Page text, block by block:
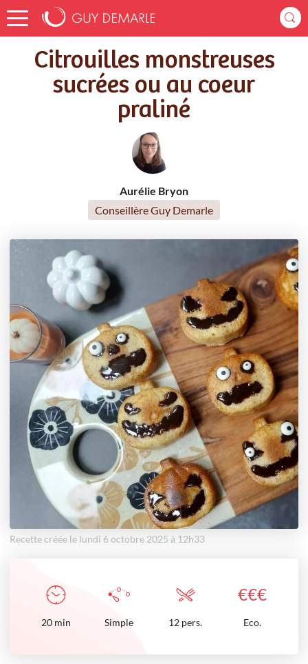
Accueil
Recettes
Citrouilles monstreuses sucrées ou au coeur praliné
Citrouilles monstreuses
sucrées ou au coeur
praliné
Aurélie Bryon
Conseillère Guy Demarle
Recette créée le lundi 6 octobre 2025 à 12h33
€€€
20 min Simple 12 pers. Eco.